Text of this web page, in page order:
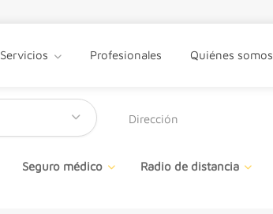
Servicios Profesionales Quiénes somos
Seguro médico Radio de distancia